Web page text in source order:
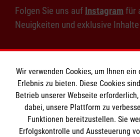
Folgen Sie uns auf Instagram für
Neuigkeiten und exklusive Inhalte
Informationen
Impressum
Wir verwenden Cookies, um Ihnen
Erlebnis zu bieten. Diese Cookies
Betrieb unserer Webseite
dabei, unsere Plattform zu
Funktionen bereitzustellen. Sie
Erfolgskontrolle und Aussteuerung